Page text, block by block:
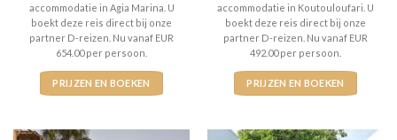
accommodatie in Agia Marina. U
boekt deze reis direct bij onze
partner D-reizen. Nu vanaf EUR
654.00 per persoon.
PRIJZEN EN BOEKEN
accommodatie in Koutouloufari. U
boekt deze reis direct bij onze
partner D-reizen. Nu vanaf EUR
492.00 per persoon.
PRIJZEN EN BOEKEN